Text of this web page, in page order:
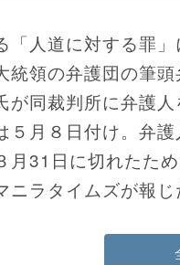
「人道に対する罪」
統領の弁護団の筆
が同裁判所に弁護
５月８日付け。弁
月31日に切れたた
ニラタイムズが報じ